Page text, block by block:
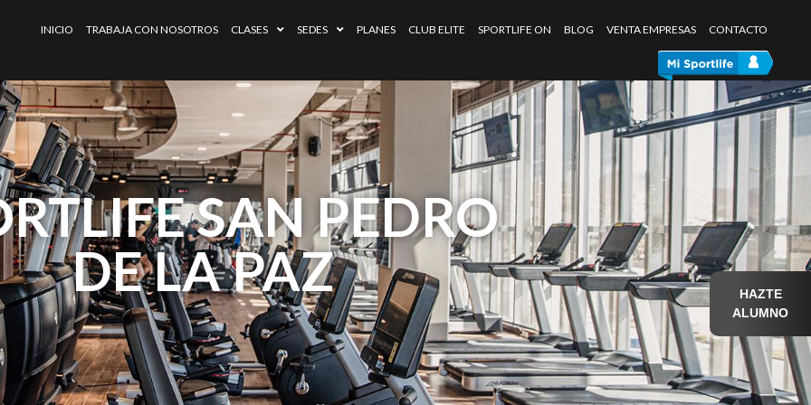
INICIO TRABAJA CON NOSOTROS CLASES SEDES PLANES CLUB ELITE SPORTLIFE ON BLOG VENTA EMPRESAS CONTACTO
SAN PEDRO
DE LA PAZ
HAZTE
ALUMNO